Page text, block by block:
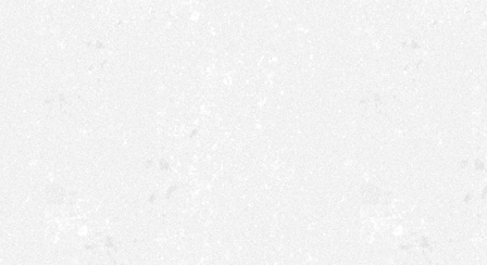
merkte, Mesters Christian
jagte er in die Überbleibsel
und krönte sich zum
erkor er sich noch unter
Um 12:05 Uhr fand die